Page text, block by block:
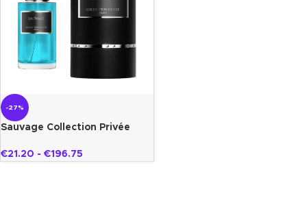
-27%
Sauvage Collection Privée
€21.20 - €196.75